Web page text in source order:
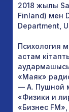
2018 жылы
Finland) мен
Department,
Психология
астам
«Маяк»
— А. Пушной
«Физики и
«Бизнес